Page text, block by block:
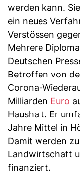
werden kann.
ein neues
Verstössen
Mehrere
Deutschen
Betroffen von
Corona-
Milliarden Euro
Haushalt. Er
Jahre Mittel in
Damit werden
Landwirtschaft
finanziert.